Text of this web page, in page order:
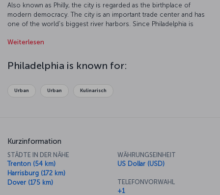
Also known as Philly, the city is regarded as the birthplace of
modern democracy. The city is an important trade center and has
one of the world's biggest river harbors. Since Philadelphia is
transportation business. There are a large number of museums in
Philadelphia, a city with colorful streets which appeal to tourists of
all ages.
Weiterlesen
Philadelphia is known for:
Urban Urban Kulinarisch
Kurzinformation
STÄDTE IN DER NÄHE
Trenton (54 km)
Harrisburg (172 km)
Dover (175 km)
WÄHRUNGSEINHEIT
US Dollar (USD)
TELEFONVORWAHL
+1